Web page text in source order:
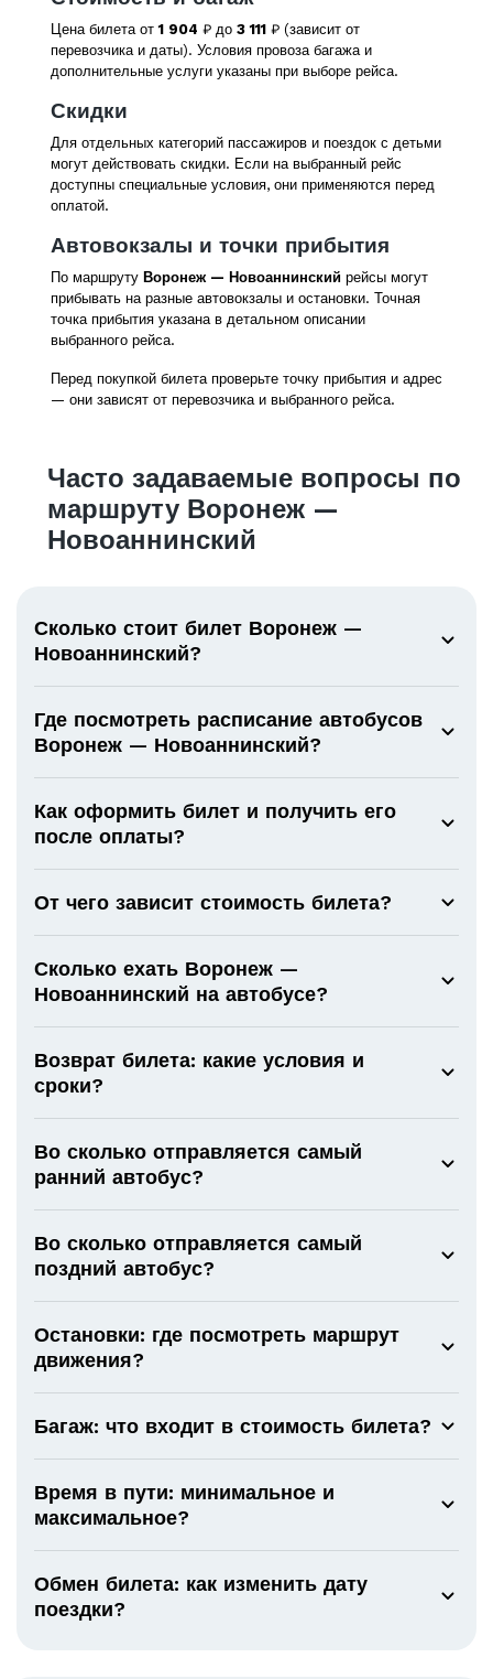
Цена билета от1 904 ₽ до 3 111 ₽ (зависит от
перевозчика и даты). Условия провоза багажа и
дополнительные услуги указаны при выборе рейса.
Скидки
Для отдельных категорий пассажиров и поездок с детьми
могут действовать скидки. Если на выбранный рейс
доступны специальные условия, они применяются перед
оплатой.
Автовокзалы и точки прибытия
По маршруту Воронеж — Новоаннинский рейсы могут
прибывать на разные автовокзалы и остановки. Точная
точка прибытия указана в детальном описании
выбранного рейса.
Перед покупкой билета проверьте точку прибытия и адрес
— они зависят от перевозчика и выбранного рейса.
Часто задаваемые вопросы по
маршруту Воронеж —
Новоаннинский
Сколько стоит билет Воронеж —
Новоаннинский?
Где посмотреть расписание автобусов
Воронеж — Новоаннинский?
Как оформить билет и получить его
после оплаты?
От чего зависит стоимость билета?
Сколько ехать Воронеж —
Новоаннинский на автобусе?
Возврат билета: какие условия и
сроки?
Во сколько отправляется самый
ранний автобус?
Во сколько отправляется самый
поздний автобус?
Остановки: где посмотреть маршрут
движения?
Багаж: что входит в стоимость билета?
Время в пути: минимальное и
максимальное?
Обмен билета: как изменить дату
поездки?